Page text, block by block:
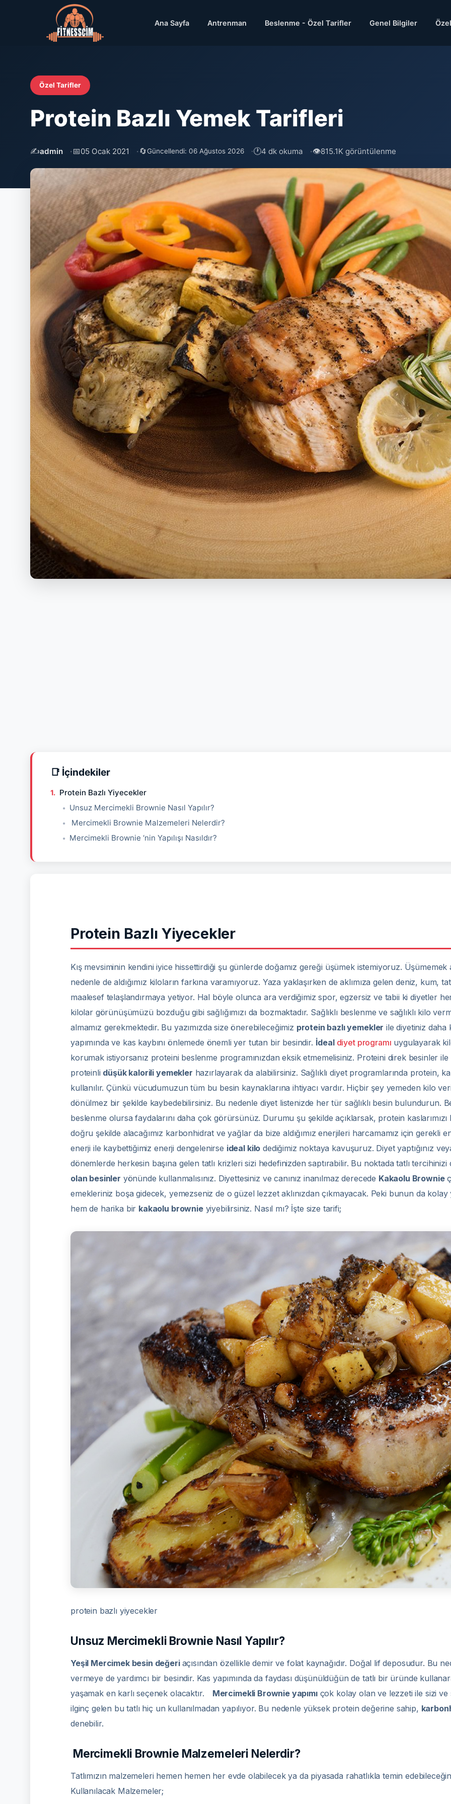
Ana Sayfa Antrenman Beslenme - Özel Tarifler Genel Bilgiler
Özel Tarifler
Protein Bazlı Yemek Tarifleri
✍️admin 📅05 Ocak 2021 🔄Güncellendi: 06 Ağustos 2026 🕐4 dk okuma 👁815.1K görüntülenme
📑 İçindekiler
Protein Bazlı Yiyecekler
Unsuz Mercimekli Brownie Nasıl Yapılır?
Mercimekli Brownie Malzemeleri Nelerdir?
Mercimekli Brownie ‘nin Yapılışı Nasıldır?
Protein Bazlı Yiyecekler
Kış mevsiminin kendini iyice hissettirdiği şu günlerde doğamız gereği üşümek istemiyoruz.
nedenle de aldığımız kiloların farkına varamıyoruz. Yaza yaklaşırken de aklımıza gelen deniz, kum,
maalesef telaşlandırmaya yetiyor. Hal böyle olunca ara verdiğimiz spor, egzersiz ve tabii ki diyetler
kilolar görünüşümüzü bozduğu gibi sağlığımızı da bozmaktadır. Sağlıklı beslenme ve sağlıklı kilo
almamız gerekmektedir. Bu yazımızda size önerebileceğimiz protein bazlı yemekler ile diyetiniz daha
yapımında ve kas kaybını önlemede önemli yer tutan bir besindir. İdeal diyet programı uygulayarak
korumak istiyorsanız proteini beslenme programınızdan eksik etmemelisiniz. Proteini direk besinler
proteinli düşük kalorili yemekler hazırlayarak da alabilirsiniz. Sağlıklı diyet programlarında protein,
kullanılır. Çünkü vücudumuzun tüm bu besin kaynaklarına ihtiyacı vardır. Hiçbir şey yemeden kilo
dönülmez bir şekilde kaybedebilirsiniz. Bu nedenle diyet listenizde her tür sağlıklı besin bulundurun.
beslenme olursa faydalarını daha çok görürsünüz. Durumu şu şekilde açıklarsak, protein
doğru şekilde alacağımız karbonhidrat ve yağlar da bize aldığımız enerjileri harcamamız için gerekli
enerji ile kaybettiğimiz enerji dengelenirse ideal kilo dediğimiz noktaya kavuşuruz. Diyet yaptığınız
dönemlerde herkesin başına gelen tatlı krizleri sizi hedefinizden saptırabilir. Bu noktada tatlı
olan besinler yönünde kullanmalısınız. Diyettesiniz ve canınız inanılmaz derecede Kakaolu Brownie
emekleriniz boşa gidecek, yemezseniz de o güzel lezzet aklınızdan çıkmayacak. Peki bunun da
hem de harika bir kakaolu brownieyiyebilirsiniz. Nasıl mı? İşte size tarifi;
protein bazlı yiyecekler
Unsuz Mercimekli Brownie Nasıl Yapılır?
Yeşil Mercimek besin değeri açısından özellikle demir ve folat kaynağıdır. Doğal lif deposudur. Bu
vermeye de yardımcı bir besindir. Kas yapımında da faydası düşünüldüğün de tatlı bir üründe
yaşamak en karlı seçenek olacaktır.
Mercimekli Brownie yapımıçok kolay olan ve lezzeti ile sizi ve
ilginç gelen bu tatlı hiç un kullanılmadan yapılıyor. Bu nedenle yüksek protein değerine sahip,
denebilir.
Mercimekli Brownie Malzemeleri Nelerdir?
Tatlımızın malzemeleri hemen hemen her evde olabilecek ya da piyasada rahatlıkla temin
Kullanılacak Malzemeler;